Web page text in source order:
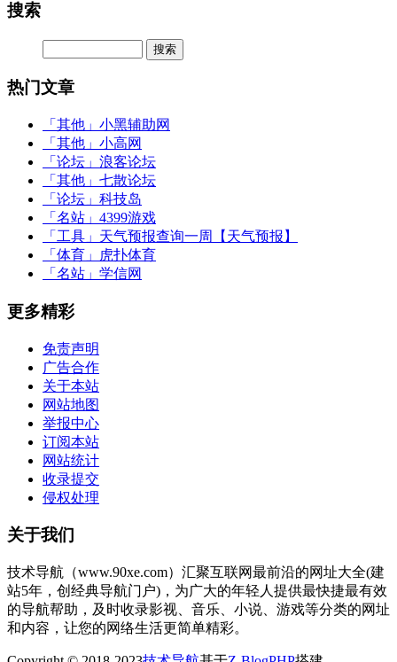
搜索
热门文章
「其他」 小黑辅助网
「其他」 小高网
「论坛」 浪客论坛
「其他」 七散论坛
「论坛」 科技岛
「名站」 4399游戏
「工具」 天气预报查询一周【天气预报】
「体育」
虎扑体育
「名站」 学信网
更多精彩
免责声明
广告合作
关于本站
网站地图
举报中心
订阅本站
网站统计
收录提交
侵权处理
关于我们
技术导航（www.90xe.com）汇聚互联网最前沿的网址大全(建
站5年，创经典导航门户)，为广大的年轻人提供最快捷最有效
的导航帮助，及时收录影视、音乐、小说、游戏等分类的网址
和内容，让您的网络生活更简单精彩。